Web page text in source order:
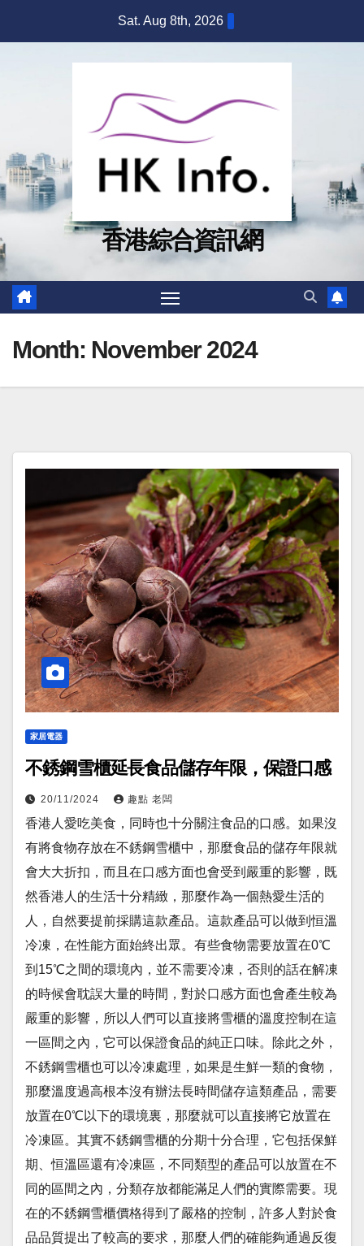
Sat. Aug 8th, 2026
香港綜合資訊網
Month: November 2024
家居電器
不銹鋼雪櫃延長食品儲存年限，保證口感
20/11/2024 趣點 老闆
香港人愛吃美食，同時也十分關注食品的口感。如果沒
有將食物存放在不銹鋼雪櫃中，那麼食品的儲存年限就
會大大折扣，而且在口感方面也會受到嚴重的影響，既
然香港人的生活十分精緻，那麼作為一個熱愛生活的
人，自然要提前採購這款產品。這款產品可以做到恒溫
冷凍，在性能方面始終出眾。有些食物需要放置在0℃
到15℃之間的環境內，並不需要冷凍，否則的話在解凍
的時候會耽誤大量的時間，對於口感方面也會產生較為
嚴重的影響，所以人們可以直接將雪櫃的溫度控制在這
一區間之內，它可以保證食品的純正口味。除此之外，
不銹鋼雪櫃也可以冷凍處理，如果是生鮮一類的食物，
那麼溫度過高根本沒有辦法長時間儲存這類產品，需要
放置在0℃以下的環境裏，那麼就可以直接將它放置在
冷凍區。其實不銹鋼雪櫃的分期十分合理，它包括保鮮
期、恒溫區還有冷凍區，不同類型的產品可以放置在不
同的區間之內，分類存放都能滿足人們的實際需要。現
在的不銹鋼雪櫃價格得到了嚴格的控制，許多人對於食
品品質提出了較高的要求，那麼人們的確能夠通過反復